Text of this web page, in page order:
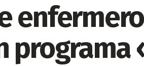
programa